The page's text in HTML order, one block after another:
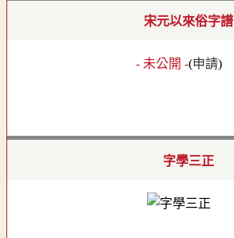
宋元以來俗字譜
- 未公開 -(申請)
字學三正